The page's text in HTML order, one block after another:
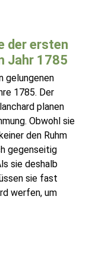
der ersten
Jahr 1785
gelungenen
1785. Der
planen
Obwohl sie
den Ruhm
gegenseitig
sie deshalb
sie fast
werfen, um